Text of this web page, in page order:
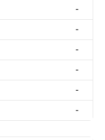
-
-
-
-
-
-